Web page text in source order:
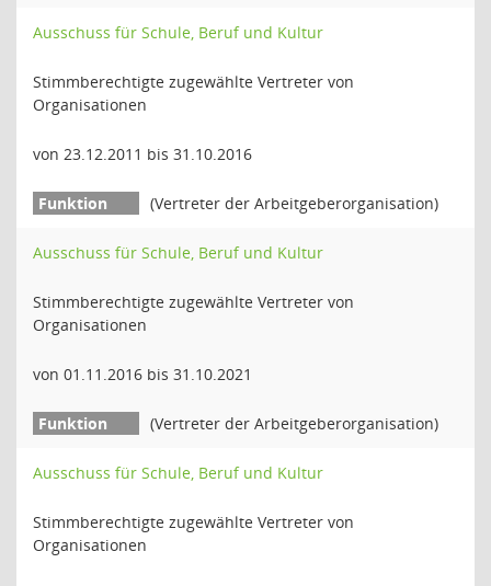
Ausschuss für Schule, Beruf und Kultur
Stimmberechtigte zugewählte Vertreter von
Organisationen
von 23.12.2011 bis 31.10.2016
(Vertreter der Arbeitgeberorganisation)
Ausschuss für Schule, Beruf und Kultur
Stimmberechtigte zugewählte Vertreter von
Organisationen
von 01.11.2016 bis 31.10.2021
(Vertreter der Arbeitgeberorganisation)
Ausschuss für Schule, Beruf und Kultur
Stimmberechtigte zugewählte Vertreter von
Organisationen